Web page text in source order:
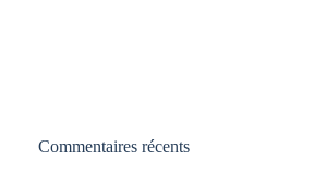
Commentaires récents